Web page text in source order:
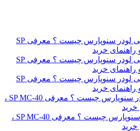
مینی لودر سنوپارس چیست ؟ معرفی SP
مینی لودر سنوپارس چیست ؟ معرفی SP
مینی لودر سنوپارس چیست ؟ معرفی SP
مینی لودر سنوپارس چیست ؟ معرفی SP MC-40 ،
خرید
مینی لودر سنوپارس چیست ؟ معرفی SP MC-40 ،
خرید